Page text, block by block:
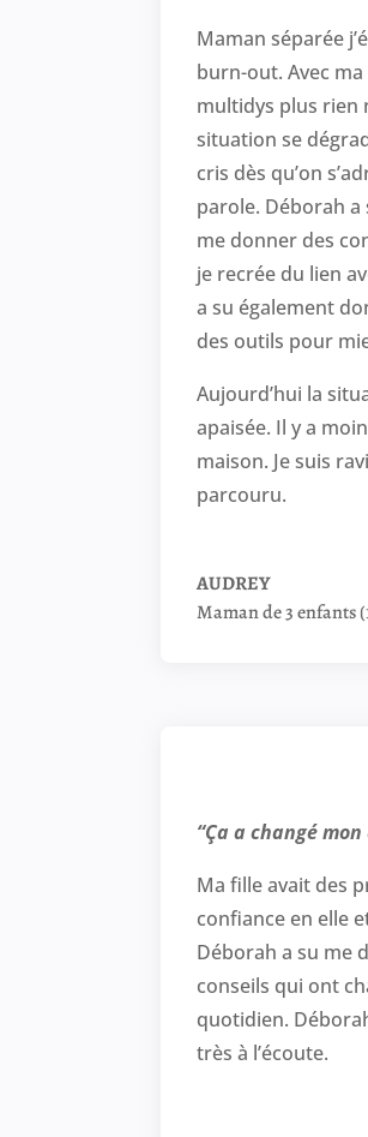
Maman séparée
burn-out. Avec
multidys plus rien
situation se
cris dès qu’on
parole. Déborah a
me donner des
je recrée du lien
a su également
des outils pour
Aujourd’hui la
apaisée. Il y a
maison. Je suis
parcouru.
AUDREY
Maman de 3 enfants
“Ça a changé
Ma fille avait des
confiance en elle
Déborah a su me
conseils qui ont
quotidien.
très à l’écoute.